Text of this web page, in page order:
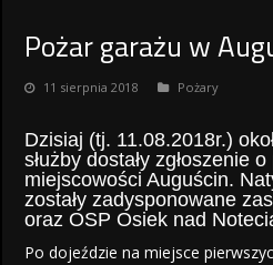
Pożar garażu w
11 sierpnia 2018 Pożary
Dzisiaj (tj. 11.08.2018r.)
służby dostały zgłoszenie
miejscowości Auguścin.
zostały zadysponowane
oraz OSP Osiek nad
Po dojeździe na miejsce